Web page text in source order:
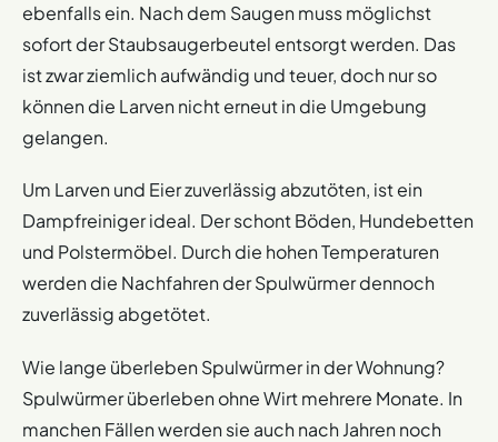
ebenfalls ein. Nach dem Saugen muss möglichst
sofort der Staubsaugerbeutel entsorgt werden. Das
ist zwar ziemlich aufwändig und teuer, doch nur so
können die Larven nicht erneut in die Umgebung
gelangen.
Um Larven und Eier zuverlässig abzutöten, ist ein
Dampfreiniger ideal. Der schont Böden, Hundebetten
und Polstermöbel. Durch die hohen Temperaturen
werden die Nachfahren der Spulwürmer dennoch
zuverlässig abgetötet.
Wie lange überleben Spulwürmer in der Wohnung?
Spulwürmer überleben ohne Wirt mehrere Monate. In
manchen Fällen werden sie auch nach Jahren noch